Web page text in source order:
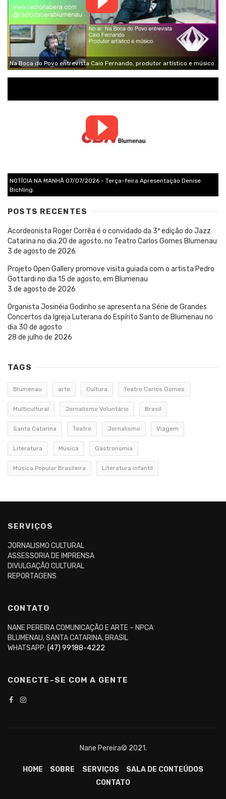
Na Boca do Povo entrevista Caio Fernando, produtor artístico e músico.
NOTÍCIA NA MANHÃ 07/07/2026 - Terça-feira Apresentação Denise
Bichling.
POSTS RECENTES
Acordeonista Roger Corrêa é o convidado da 3ª edição do Jazz
Catarina no dia 20 de agosto, no Teatro Carlos Gomes Blumenau
3 de agosto de 2026
Projeto Open Gallery promove visita guiada com o artista Pedro
Gottardi no dia 15 de agosto, em Blumenau
3 de agosto de 2026
Organista Josinéia Godinho se apresenta na Série de Grandes
Concertos da Igreja Luterana do Espírito Santo de Blumenau no
dia 30 de agosto
28 de julho de 2026
TAGS
Blumenau arte Cultura Teatro Carlos Gomes
Multicultural Jornalismo Voluntário Brasil
Santa Catarina Teatro Jornalismo Viagem
Literatura Música Gastronomia
Música Popular Brasileira Literatura infantil
SERVIÇOS
JORNALISMO CULTURAL
ASSESSORIA DE IMPRENSA
DIVULGAÇÃO CULTURAL
REPORTAGENS
CONTATO
NANE PEREIRA COMUNICAÇÃO E ARTE – NPCA
BLUMENAU, SANTA CATARINA, BRASIL
WHATSAPP: (47) 99188-4222
CONECTE-SE COM A GENTE
Nane Pereira© 2021.
HOME SOBRE SERVIÇOS
SALA DE CONTEÚDOS
CONTATO